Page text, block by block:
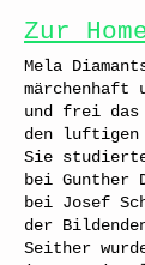
Zur
Mela
märchenhaft
und frei das
den luftigen
Sie
bei Gunther
bei Josef
der
Seither